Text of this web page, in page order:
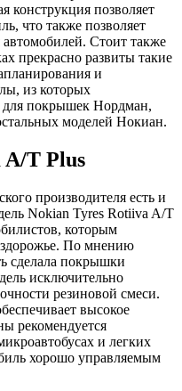
конструкция позволяет
что также позволяет
автомобилей. Стоит также
прекрасно развиты такие
и
из которых
для покрышек Нордман,
моделей Нокиан.
A/T Plus
производителя есть и
Nokian Tyres Rotiiva A/T
которым
По мнению
сделала покрышки
исключительно
резиновой смеси.
высокое
рекомендуется
и легких
хорошо управляемым